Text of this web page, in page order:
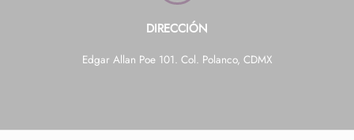
DIRECCIÓN
Edgar Allan Poe 101. Col. Polanco, CDMX